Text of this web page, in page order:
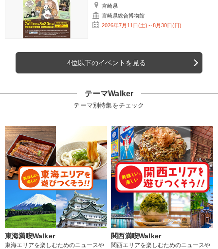
宮崎県
宮崎県総合博物館
2026年7月11日(土)～8月30日(日)
4位以下のイベントを見る
テーマWalker
テーマ別特集をチェック
東海満喫Walker
東海エリアを楽しむためのニュースや
関西満喫Walker
関西エリアを楽しむためのニュースや